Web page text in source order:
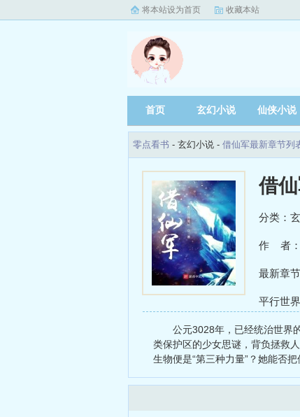
将本站设为首页 收藏本站
首页 玄幻小说 仙侠小说
零点看书 - 玄幻小说 - 借仙军最新章节列
借
分类：
作 者：
最新章节
平行世
公元3028年，已经统治世界
类保护区的少女思谜，背负拯救
生物便是“第三种力量”？她能否